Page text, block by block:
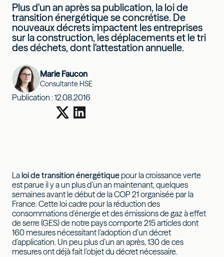
Plus d'un an après sa publication, la loi de
transition énergétique se concrétise. De
nouveaux décrets impactent les entreprises
sur la construction, les déplacements et le tri
des déchets, dont l'attestation annuelle.
Marie Faucon
Consultante HSE
Publication :12.08.2016
La loi de transition énergétique pour la croissance verte
est parue il y a un plus d’un an maintenant, quelques
semaines avant le début de la COP 21 organisée par la
France. Cette loi cadre pour la réduction des
consommations d’énergie et des émissions de gaz à effet
de serre (GES) de notre pays comporte 215 articles dont
160 mesures nécessitant l’adoption d’un décret
d’application. Un peu plus d’un an après, 130 de ces
mesures ont déjà fait l’objet du décret nécessaire.